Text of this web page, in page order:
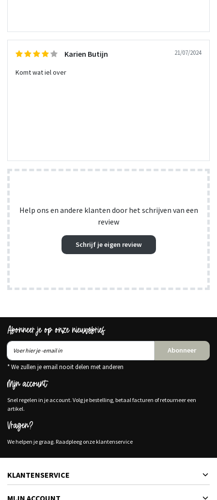
Karien Butijn 21/07/2024
Komt wat iel over
Help ons en andere klanten door het schrijven van een
review
Schrijf je eigen review
Abonneer je op onze nieuwsbrief
Abonneer
* We zullen je email nooit delen met anderen
Mijn account
Snel regelen in je account. Volg je bestelling, betaal facturen of retourneer een
artikel.
Vragen?
We helpen je graag. Raadpleeg onze klantenservice
KLANTENSERVICE
MIJN ACCOUNT